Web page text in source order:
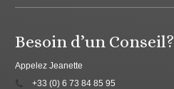
Besoin d’un Conseil?
Appelez Jeanette
+33 (0) 6 73 84 85 95